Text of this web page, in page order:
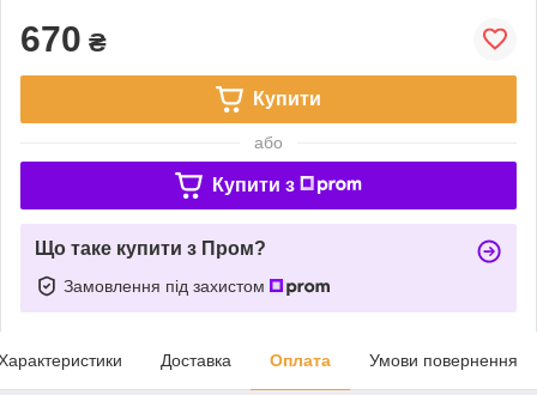
670 ₴
Купити
або
Купити з
Що таке купити з Пром?
Замовлення під захистом
Доставка Оплата Умови повернення